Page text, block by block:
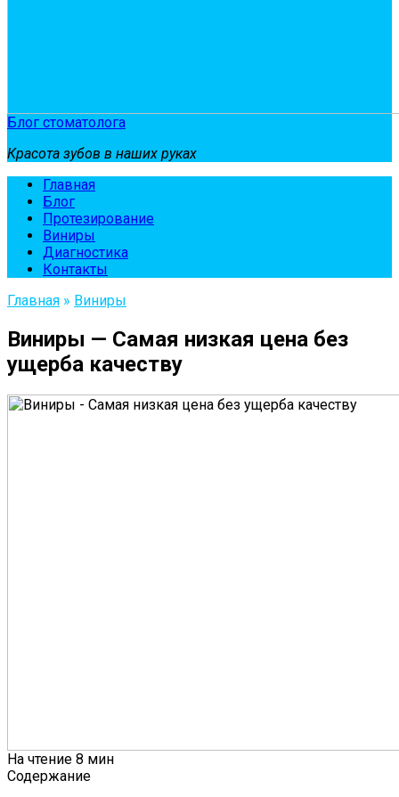
Блог стоматолога
Красота зубов в наших руках
Главная
Блог
Протезирование
Виниры
Диагностика
Контакты
Главная » Виниры
Виниры — Самая низкая цена без
ущерба качеству
На чтение 8 мин
Содержание